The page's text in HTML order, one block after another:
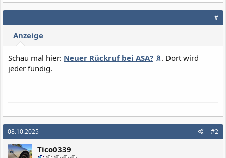
#
Anzeige
Schau mal hier: Neuer Rückruf bei ASA?
. Dort wird
jeder fündig.
08.10.2025 #2
Tico0339